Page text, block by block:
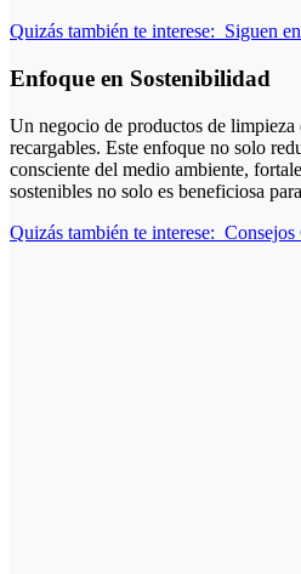
Quizás también te interese: Siguen
Enfoque en Sostenibilidad
Un negocio de productos de limpieza
recargables. Este enfoque no solo
consciente del medio ambiente,
sostenibles no solo es beneficiosa
Quizás también te interese: Consejos